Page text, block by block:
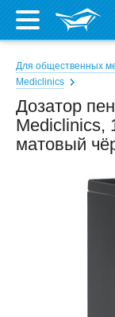
Для общественных
Mediclinics
Дозатор
Mediclinics,
матовый